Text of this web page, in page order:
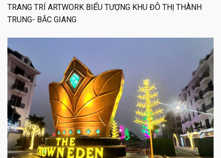
TRANG TRÍ ARTWORK BIỂU TƯỢNG KHU ĐÔ THỊ THÀNH
TRUNG- BẮC GIANG